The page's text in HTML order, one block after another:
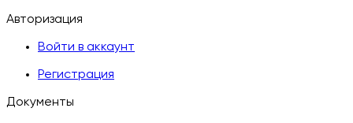
Авторизация
Войти в аккаунт
Регистрация
Документы